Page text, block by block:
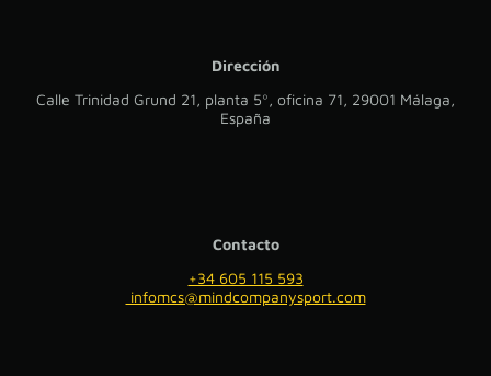
Dirección
Calle Trinidad Grund 21, planta 5º, oficina 71, 29001 Málaga,
España
Contacto
+34 605 115 593
infomcs@mindcompanysport.com